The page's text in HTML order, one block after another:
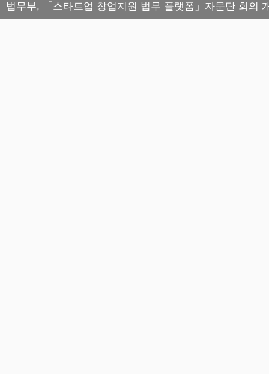
법무부, 「스타트업 창업지원 법무 플랫폼」자문단 회의